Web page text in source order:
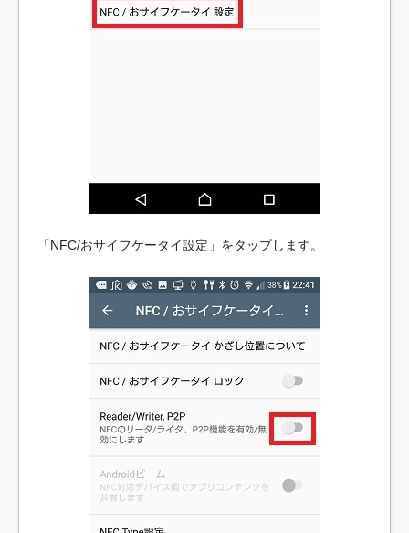
「NFC/おサイフケータイ設定」をタップします。